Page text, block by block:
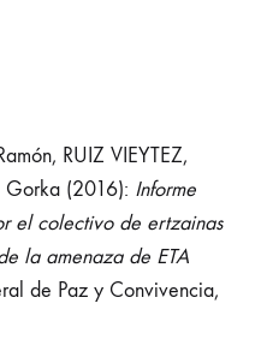
RUIZ VIEYTEZ,
Gorka (2016): Informe
el colectivo de ertzainas
la amenaza de ETA
de Paz y Convivencia,